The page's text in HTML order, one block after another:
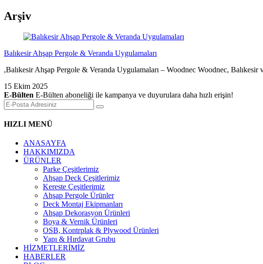
Arşiv
Balıkesir Ahşap Pergole & Veranda Uygulamaları
,Balıkesir Ahşap Pergole & Veranda Uygulamaları – Woodnec Woodnec,
15 Ekim 2025
E-Bülten E-Bülten aboneliği ile kampanya ve duyurulara daha hızlı erişin!
HIZLI MENÜ
ANASAYFA
HAKKIMIZDA
ÜRÜNLER
Parke Çeşitlerimiz
Ahşap Deck Çeşitlerimiz
Kereste Çeşitlerimiz
Ahşap Pergole Ürünler
Deck Montaj Ekipmanları
Ahşap Dekorasyon Ürünleri
Boya & Vernik Ürünleri
OSB, Kontrplak & Plywood Ürünleri
Yapı & Hırdavat Grubu
HİZMETLERİMİZ
HABERLER